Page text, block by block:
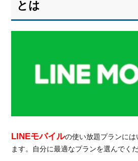
とは
LINEモバイルの使い放題プランに
ます。自分に最適なプランを選んでくだ